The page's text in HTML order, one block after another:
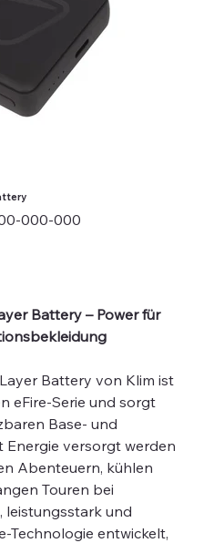
000-000
Battery – Power für
Battery von Klim ist
eFire-Serie und sorgt
Base- und
Energie versorgt werden
Abenteuern, kühlen
Touren bei
leistungsstark und
Technologie entwickelt,